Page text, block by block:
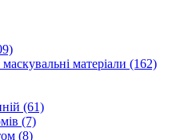
матеріали (162)
(61)
(7)
(8)